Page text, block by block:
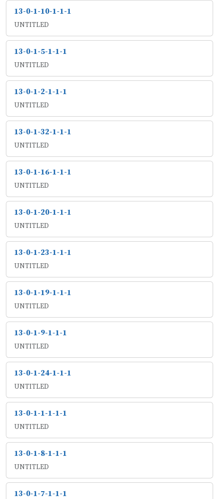
13-0-1-10-1-1-1
UNTITLED
13-0-1-5-1-1-1
UNTITLED
13-0-1-2-1-1-1
UNTITLED
13-0-1-32-1-1-1
UNTITLED
13-0-1-16-1-1-1
UNTITLED
13-0-1-20-1-1-1
UNTITLED
13-0-1-23-1-1-1
UNTITLED
13-0-1-19-1-1-1
UNTITLED
13-0-1-9-1-1-1
UNTITLED
13-0-1-24-1-1-1
UNTITLED
13-0-1-1-1-1-1
UNTITLED
13-0-1-8-1-1-1
UNTITLED
13-0-1-7-1-1-1